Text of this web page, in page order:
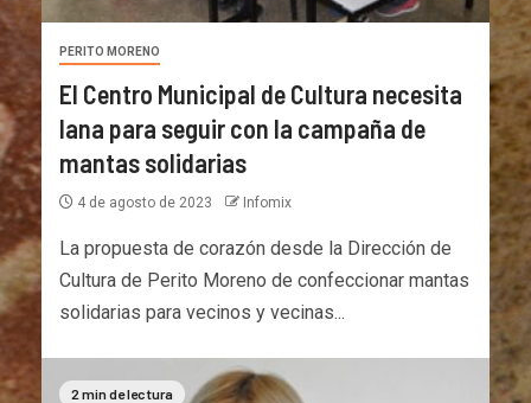
PERITO MORENO
El Centro Municipal de Cultura necesita
lana para seguir con la campaña de
mantas solidarias
4 de agosto de 2023 Infomix
La propuesta de corazón desde la Dirección de
Cultura de Perito Moreno de confeccionar mantas
solidarias para vecinos y vecinas...
2 min de lectura